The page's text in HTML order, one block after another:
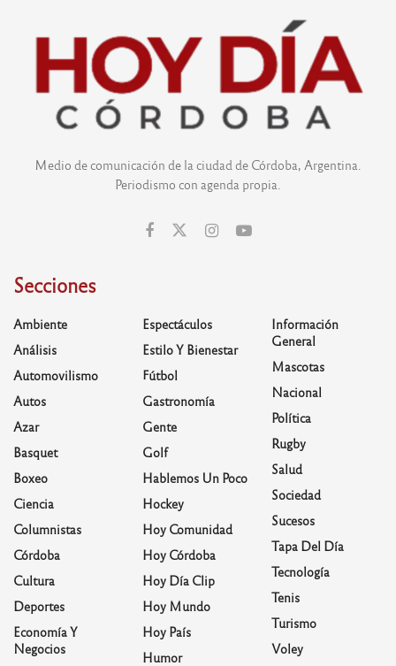
Medio de comunicación de la ciudad de Córdoba, Argentina.
Periodismo con agenda propia.
Secciones
Ambiente
Análisis
Automovilismo
Autos
Azar
Basquet
Boxeo
Ciencia
Columnistas
Córdoba
Cultura
Deportes
Economía Y
Negocios
Espectáculos
Estilo Y Bienestar
Fútbol
Gastronomía
Gente
Golf
Hablemos Un Poco
Hockey
Hoy Comunidad
Hoy Córdoba
Hoy Día Clip
Hoy Mundo
Hoy País
Humor
Información
General
Mascotas
Nacional
Política
Rugby
Salud
Sociedad
Sucesos
Tapa Del Día
Tecnología
Tenis
Turismo
Voley